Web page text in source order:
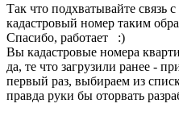
Так что подхватывайте
кадастровый номер таким
Спасибо, работает :)
Вы кадастровые номера
да, те что загрузили ранее -
первый раз, выбираем из
правда руки бы оторвать